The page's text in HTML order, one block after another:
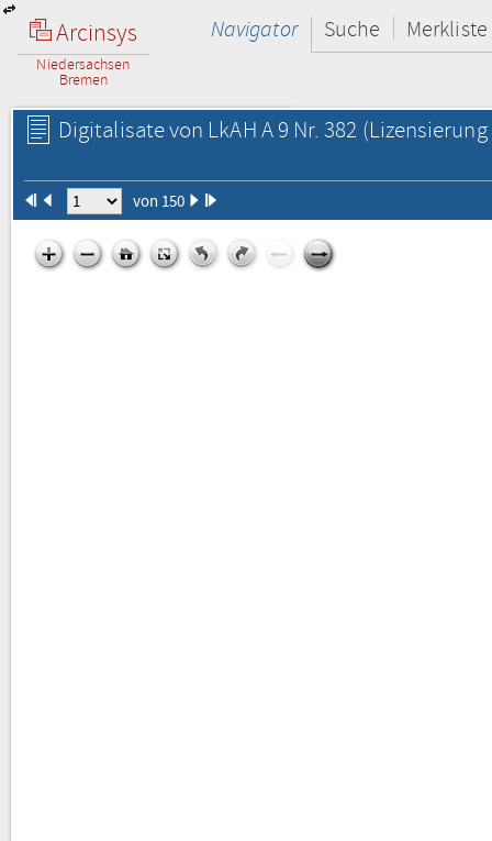
Arcinsys
Niedersachsen
Bremen
Navigator Suche Merkliste
Digitalisate von LkAH A 9 Nr. 382
von 150